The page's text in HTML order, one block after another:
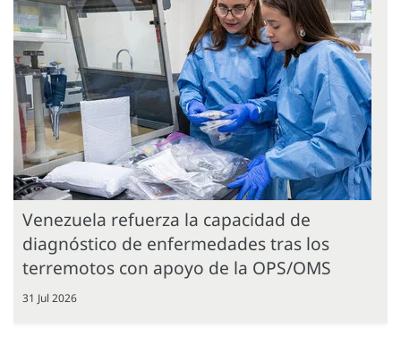
Venezuela refuerza la capacidad de
diagnóstico de enfermedades tras los
terremotos con apoyo de la OPS/OMS
31 Jul 2026